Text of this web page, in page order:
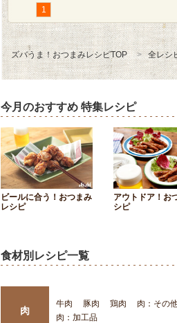
1
ズバうま！おつまみレシピTOP 全レシ
今月のおすすめ 特集レシピ
ビールに合う！おつまみ
レシピ
アウトドア！お
シピ
食材別レシピ一覧
肉
牛肉 豚肉 鶏肉
肉：その
肉：加工品